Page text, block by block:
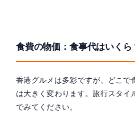
食費の物価：食事代はいくら
香港グルメは多彩ですが、どこで
は大きく変わります。旅行スタイ
でみてください。